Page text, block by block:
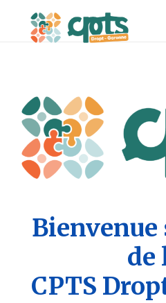
Bienvenue
de
CPTS